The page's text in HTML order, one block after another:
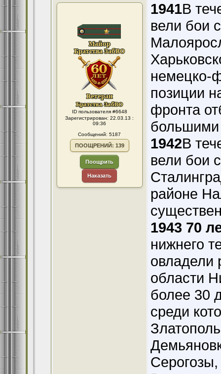
ID пользователя #6648
Зарегистрирован: 22.03.13 :
09:36
Сообщений: 5187
ПООЩРЕНИЙ: 139
Поощрить
Наказать
1941В
вели бои
немецко-
позиции
фронта
большими
1942В
вели бои
районе
1943 70
нижнего
овладели
области
более 30
среди